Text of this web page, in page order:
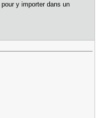
y importer dans un